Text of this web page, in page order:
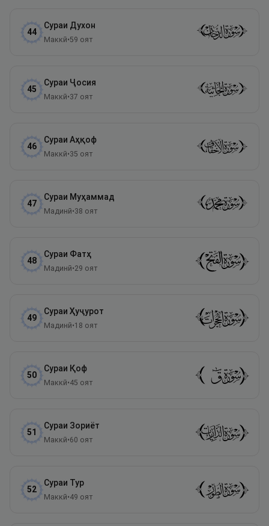
44
Сураи Духон
Маккӣ•59 оят
45
Сураи Ҷосия
Маккӣ•37 оят
46
Сураи Аҳқоф
Маккӣ•35 оят
47
Сураи Муҳаммад
Мадинӣ•38 оят
48
Сураи Фатҳ
Мадинӣ•29 оят
49
Сураи Ҳуҷурот
Мадинӣ•18 оят
50
Сураи Қоф
Маккӣ•45 оят
51
Сураи Зориёт
Маккӣ•60 оят
52
Сураи Тур
Маккӣ•49 оят